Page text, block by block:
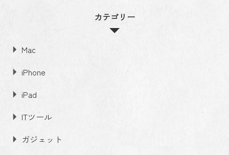
カテゴリー
Mac
iPhone
iPad
ITツール
ガジェット